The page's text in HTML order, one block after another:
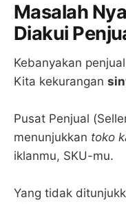
Masalah
Diakui
Kebanyakan
Kita kekurangan
Pusat Penjual
menunjukkan toko
iklanmu, SKU-mu.
Yang tidak